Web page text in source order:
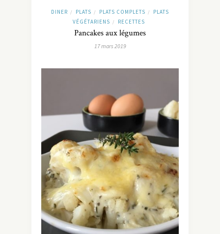
DINER / PLATS / PLATS COMPLETS /
PLATS
VÉGÉTARIENS / RECETTES
Pancakes aux légumes
17 mars 2019